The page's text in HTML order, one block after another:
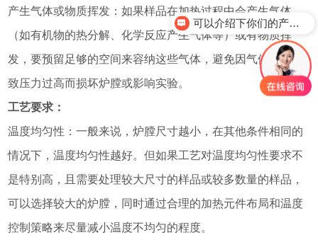
产生气体或物质挥发：如果样品在加热过程中会产生气体
（如有机物的热分解、化学反应产生气体等）或有物质挥
发，要预留足够的空间来容纳这些气体，避免因气体积聚导
致压力过高而损坏炉膛或影响实验。
工艺要求：
温度均匀性：一般来说，炉膛尺寸越小，在其他条件相同的
情况下，温度均匀性越好。但如果工艺对温度均匀性要求不
是特别高，且需要处理较大尺寸的样品或较多数量的样品，
可以选择较大的炉膛，同时通过合理的加热元件布局和温度
控制策略来尽量减小温度不均匀的程度。
可以介绍下你们的产品么？